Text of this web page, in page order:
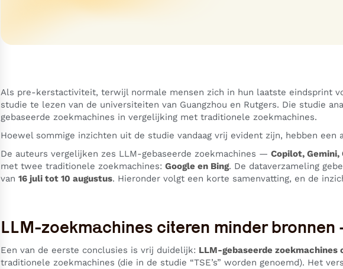
Als pre-kerstactiviteit, terwijl normale mensen zich in hun laatste eindsprint
studie te lezen van de universiteiten van Guangzhou en Rutgers. Die studie
gebaseerde zoekmachines in vergelijking met traditionele zoekmachines.
Hoewel sommige inzichten uit de studie vandaag vrij evident zijn, hebben een
De auteurs vergelijken zes LLM-gebaseerde zoekmachines —Copilot, Gemini,
met twee traditionele zoekmachines:Google en Bing. De dataverzameling
van16 juli tot 10 augustus. Hieronder volgt een korte samenvatting, en de
LLM-zoekmachines citeren minder bronnen
Een van de eerste conclusies is vrij duidelijk: LLM-gebaseerde zoekmachines
traditionele zoekmachines (die in de studie “TSE’s” worden genoemd). Het